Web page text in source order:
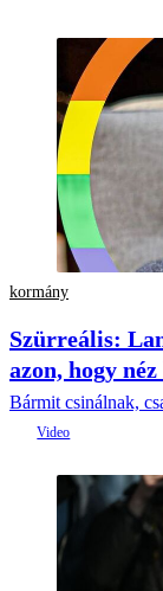
kormány
Szürreális:
azon, hogy
Bármit csinálnak,